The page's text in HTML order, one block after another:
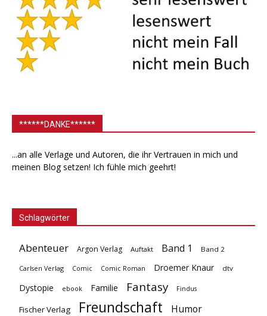
******DANKE******
...an alle Verlage und Autoren, die ihr Vertrauen in mich und
meinen Blog setzen! Ich fühle mich geehrt!
Schlagwörter
Abenteuer Argon Verlag Auftakt Band 1 Band 2
Carlsen Verlag Comic Comic Roman Droemer Knaur dtv
Dystopie ebook Familie Fantasy Findus
Fischer Verlag Freundschaft Humor